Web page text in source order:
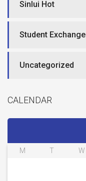
Sinlui Hot
Student Exchange
Uncategorized
CALENDAR
M T W